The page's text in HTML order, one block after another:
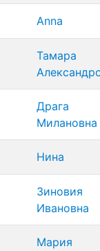
Anna
Тамара
Драга
Милановна
Нина
Зиновия
Ивановна
Мария